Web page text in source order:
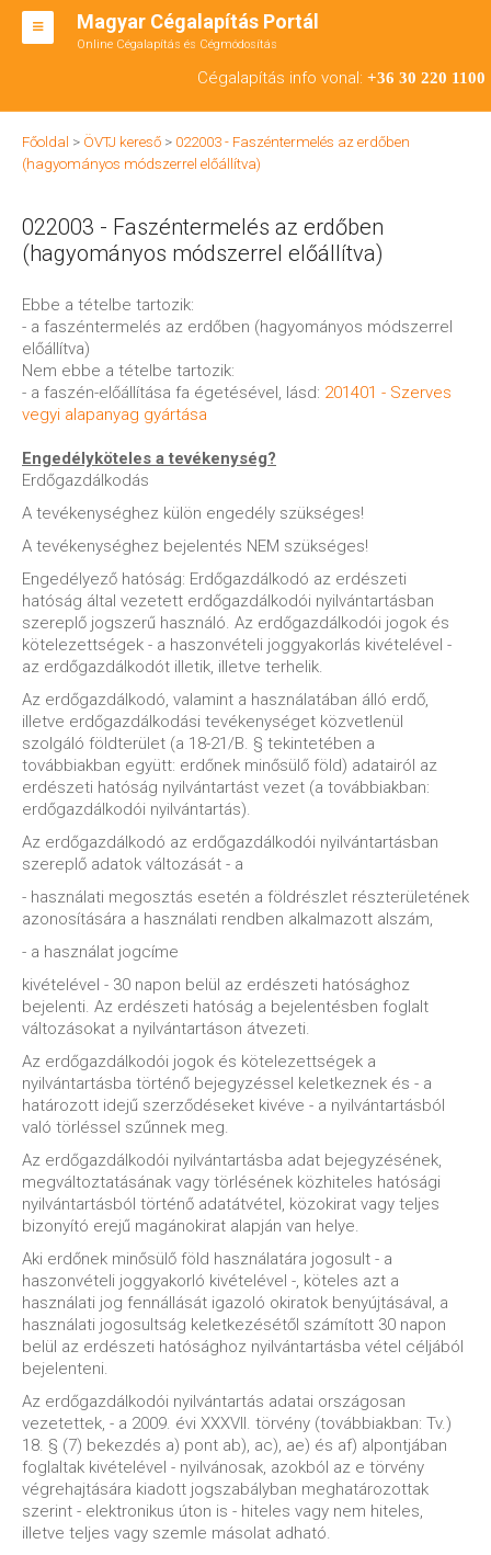
Magyar Cégalapítás Portál
Online Cégalapítás és Cégmódosítás
Cégalapítás info vonal: +36 30 220 1100
BT ALAPÍTÁS
RT ALAPÍTÁS
ÁTALAKULÁS
ENGEDÉLYKÖTELES
IRODÁK
Főoldal > ÖVTJ kereső > 022003 - Faszéntermelés az erdőben
(hagyományos módszerrel előállítva)
022003 - Faszéntermelés az erdőben
(hagyományos módszerrel előállítva)
Ebbe a tételbe tartozik:
- a faszéntermelés az erdőben (hagyományos módszerrel
előállítva)
Nem ebbe a tételbe tartozik:
- a faszén-előállítása fa égetésével, lásd: 201401 - Szerves
vegyi alapanyag gyártása
Engedélyköteles a tevékenység?
Erdőgazdálkodás
A tevékenységhez külön engedély szükséges!
A tevékenységhez bejelentés NEM szükséges!
Engedélyező hatóság: Erdőgazdálkodó az erdészeti
hatóság által vezetett erdőgazdálkodói nyilvántartásban
szereplő jogszerű használó. Az erdőgazdálkodói jogok és
kötelezettségek - a haszonvételi joggyakorlás kivételével -
az erdőgazdálkodót illetik, illetve terhelik.
Az erdőgazdálkodó, valamint a használatában álló erdő,
illetve erdőgazdálkodási tevékenységet közvetlenül
szolgáló földterület (a 18-21/B. § tekintetében a
továbbiakban együtt: erdőnek minősülő föld) adatairól az
erdészeti hatóság nyilvántartást vezet (a továbbiakban:
erdőgazdálkodói nyilvántartás).
Az erdőgazdálkodó az erdőgazdálkodói nyilvántartásban
szereplő adatok változását - a
- használati megosztás esetén a földrészlet részterületének
azonosítására a használati rendben alkalmazott alszám,
- a használat jogcíme
kivételével - 30 napon belül az erdészeti hatósághoz
bejelenti. Az erdészeti hatóság a bejelentésben foglalt
változásokat a nyilvántartáson átvezeti.
Az erdőgazdálkodói jogok és kötelezettségek a
nyilvántartásba történő bejegyzéssel keletkeznek és - a
határozott idejű szerződéseket kivéve - a nyilvántartásból
való törléssel szűnnek meg.
Az erdőgazdálkodói nyilvántartásba adat bejegyzésének,
megváltoztatásának vagy törlésének közhiteles hatósági
nyilvántartásból történő adatátvétel, közokirat vagy teljes
bizonyító erejű magánokirat alapján van helye.
Aki erdőnek minősülő föld használatára jogosult - a
haszonvételi joggyakorló kivételével -, köteles azt a
használati jog fennállását igazoló okiratok benyújtásával, a
használati jogosultság keletkezésétől számított 30 napon
belül az erdészeti hatósághoz nyilvántartásba vétel céljából
bejelenteni.
Az erdőgazdálkodói nyilvántartás adatai országosan
vezetettek, - a 2009. évi XXXVII. törvény (továbbiakban: Tv.)
18. § (7) bekezdés a) pont ab), ac), ae) és af) alpontjában
foglaltak kivételével - nyilvánosak, azokból az e törvény
végrehajtására kiadott jogszabályban meghatározottak
szerint - elektronikus úton is - hiteles vagy nem hiteles,
illetve teljes vagy szemle másolat adható.